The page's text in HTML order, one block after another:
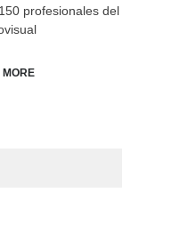
profesionales del